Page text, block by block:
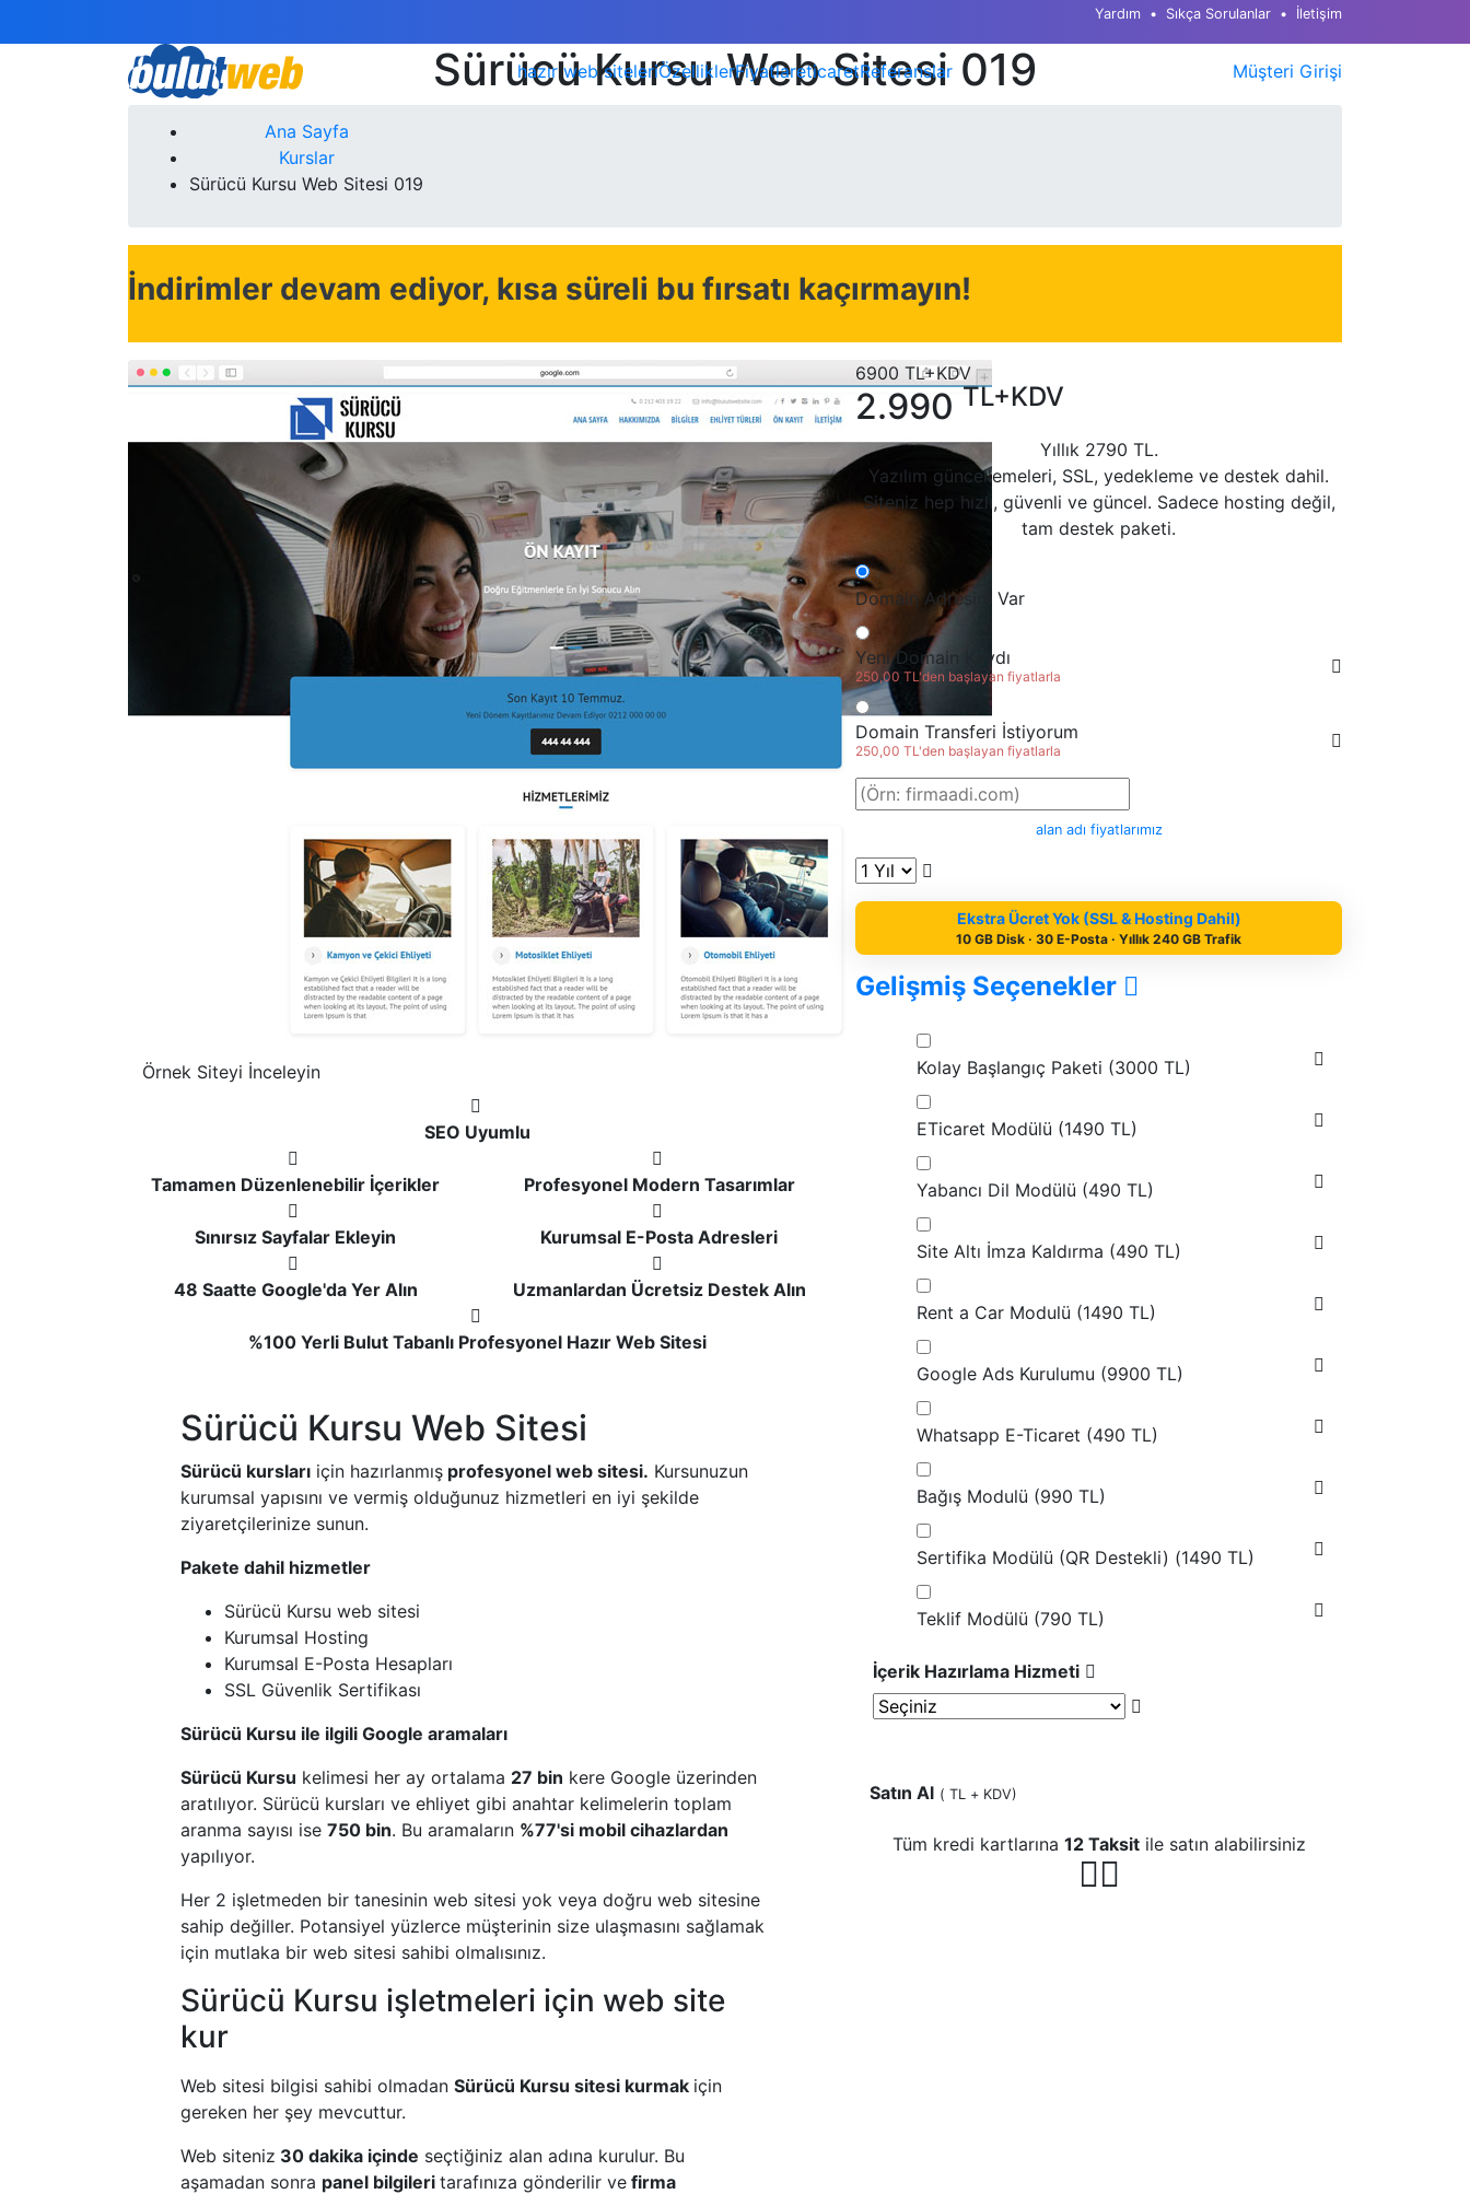
Yardım Sıkça Sorulanlar İletişim
hazır web siteleriÖzelliklerFiyatlareticaretReferanslar Müşteri Girişi
Sürücü Kursu Web Sitesi 019
Ana Sayfa
Kurslar
Sürücü Kursu Web Sitesi 019
İndirimler devam ediyor, kısa süreli bu fırsatı kaçırmayın!
Örnek Siteyi İnceleyin
SEO Uyumlu
Tamamen Düzenlenebilir İçerikler Profesyonel Modern Tasarımlar
Sınırsız Sayfalar Ekleyin Kurumsal E-Posta Adresleri
48 Saatte Google'da Yer Alın Uzmanlardan Ücretsiz Destek Alın
%100 Yerli Bulut Tabanlı Profesyonel Hazır Web Sitesi
Sürücü Kursu Web Sitesi
Sürücü kursları için hazırlanmış profesyonel web sitesi. Kursunuzun
kurumsal yapısını ve vermiş olduğunuz hizmetleri en iyi şekilde
ziyaretçilerinize sunun.
Pakete dahil hizmetler
Sürücü Kursu web sitesi
Kurumsal Hosting
Kurumsal E-Posta Hesapları
SSL Güvenlik Sertifikası
Sürücü Kursu ile ilgili Google aramaları
Sürücü Kursu kelimesi her ay ortalama 27 bin kere Google üzerinden
aratılıyor. Sürücü kursları ve ehliyet gibi anahtar kelimelerin toplam
aranma sayısı ise 750 bin. Bu aramaların %77'si mobil cihazlardan
yapılıyor.
Her 2 işletmeden bir tanesinin web sitesi yok veya doğru web sitesine
sahip değiller. Potansiyel yüzlerce müşterinin size ulaşmasını sağlamak
için mutlaka bir web sitesi sahibi olmalısınız.
Sürücü Kursu işletmeleri için web site
kur
Web sitesi bilgisi sahibi olmadan Sürücü Kursu sitesi kurmak için
gereken her şey mevcuttur.
Web siteniz 30 dakika içinde seçtiğiniz alan adına kurulur. Bu
aşamadan sonra panel bilgileri tarafınıza gönderilir ve firma
6900 TL+KDV
2.990 TL+KDV
Yıllık 2790 TL.
Yazılım güncellemeleri, SSL, yedekleme ve destek dahil.
Siteniz hep hızlı, güvenli ve güncel. Sadece hosting değil,
tam destek paketi.
Domain Adresim Var
Yeni Domain Kaydı
250,00 TL'den başlayan fiyatlarla
Domain Transferi İstiyorum
250,00 TL'den başlayan fiyatlarla
alan adı fiyatlarımız
Ekstra Ücret Yok (SSL & Hosting Dahil)
10 GB Disk · 30 E-Posta · Yıllık 240 GB Trafik
Gelişmiş Seçenekler
Kolay Başlangıç Paketi (3000 TL)
ETicaret Modülü (1490 TL)
Yabancı Dil Modülü (490 TL)
Site Altı İmza Kaldırma (490 TL)
Rent a Car Modulü (1490 TL)
Google Ads Kurulumu (9900 TL)
Whatsapp E-Ticaret (490 TL)
Bağış Modulü (990 TL)
Sertifika Modülü (QR Destekli) (1490 TL)
Teklif Modülü (790 TL)
İçerik Hazırlama Hizmeti
Satın Al ( TL + KDV)
Tüm kredi kartlarına 12 Taksitile satın alabilirsiniz